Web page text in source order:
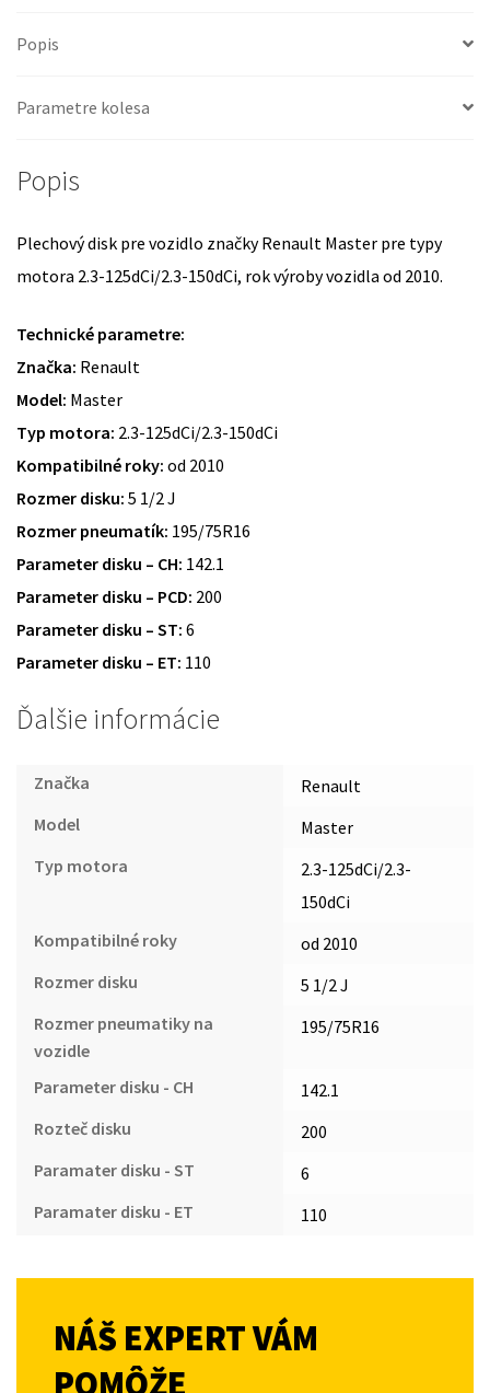
Popis
Parametre kolesa
Popis
Plechový disk pre vozidlo značky Renault Master pre typy
motora 2.3-125dCi/2.3-150dCi, rok výroby vozidla od 2010.
Technické parametre:
Značka: Renault
Model: Master
Typ motora: 2.3-125dCi/2.3-150dCi
Kompatibilné roky: od 2010
Rozmer disku: 5 1/2 J
Rozmer pneumatík: 195/75R16
Parameter disku – CH: 142.1
Parameter disku – PCD: 200
Parameter disku – ST: 6
Parameter disku – ET: 110
Ďalšie informácie
Značka
Renault
Model
Master
Typ motora
2.3-125dCi/2.3-
150dCi
Kompatibilné roky
od 2010
Rozmer disku
5 1/2 J
Rozmer pneumatiky na
vozidle
195/75R16
Parameter disku - CH
142.1
Rozteč disku
200
Paramater disku - ST
6
Paramater disku - ET
110
NÁŠ EXPERT VÁM
POMÔŽE